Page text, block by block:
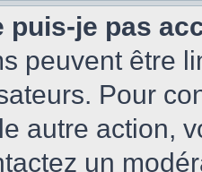
puis-je pas
peuvent être
Pour
autre action,
un